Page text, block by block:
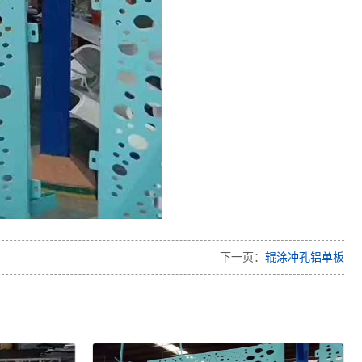
下一页： 辊涂冲孔铝单板